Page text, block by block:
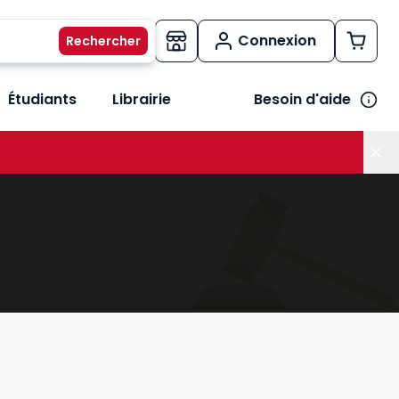
Connexion
métiers
le sous-menu Vos besoins
Étudiants Librairie Besoin d'aide